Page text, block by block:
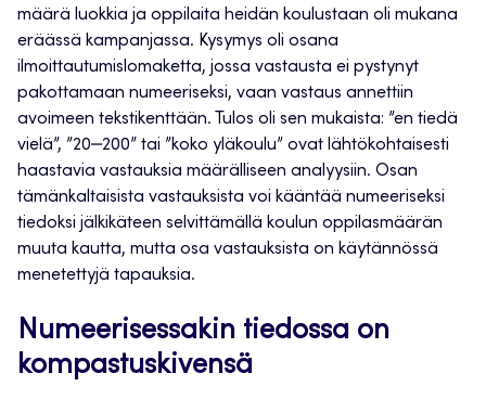
määrä luokkia ja oppilaita heidän koulustaan oli mukana
eräässä kampanjassa. Kysymys oli osana
ilmoittautumislomaketta, jossa vastausta ei pystynyt
pakottamaan numeeriseksi, vaan vastaus annettiin
avoimeen tekstikenttään. Tulos oli sen mukaista: ”en tiedä
vielä”, ”20‒200” tai ”koko yläkoulu” ovat lähtökohtaisesti
haastavia vastauksia määrälliseen analyysiin. Osan
tämänkaltaisista vastauksista voi kääntää numeeriseksi
tiedoksi jälkikäteen selvittämällä koulun oppilasmäärän
muuta kautta, mutta osa vastauksista on käytännössä
menetettyjä tapauksia.
Numeerisessakin tiedossa on
kompastuskivensä